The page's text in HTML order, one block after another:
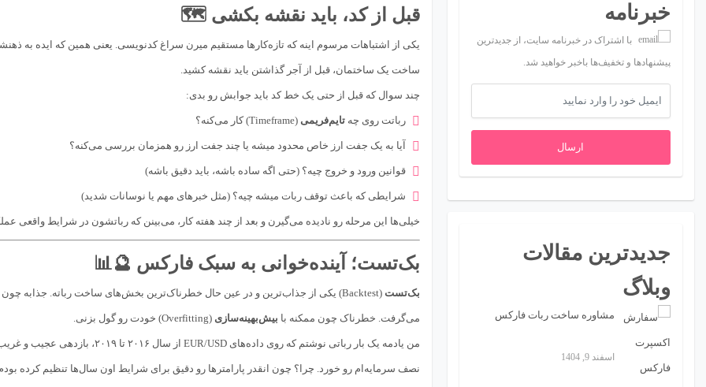
خبرنامه
با اشتراک در خبرنامه سایت، از جدیدترین
پیشنهادها و تخفیف‌ها باخبر خواهید شد.
ارسال
جدیدترین مقالات
وبلاگ
مشاوره ساخت ربات فارکس
اسفند 9, 1404
قبل از کد، باید نقشه بکشی 🗺️
یکی از اشتباهات مرسوم اینه که تازه‌کارها مستقیم میرن سراغ کدنویسی. یعنی همین که ایده به
ساخت یک ساختمان، قبل از آجر گذاشتن باید نقشه کشید.
چند سوال که قبل از حتی یک خط کد باید جوابش رو بدی:
رباتت روی چهتایم‌فریمی (Timeframe) کار می‌کنه؟
آیا به یک جفت ارز خاص محدود میشه یا چند جفت ارز رو همزمان بررسی می‌کنه؟
قوانین ورود و خروج چیه؟ (حتی اگه ساده باشه، باید دقیق باشه)
شرایطی که باعث توقف ربات میشه چیه؟ (مثل خبرهای مهم یا نوسانات شدید)
خیلی‌ها این مرحله رو نادیده می‌گیرن و بعد از چند هفته کار، می‌بینن که رباتشون در شرایط واقعی
بک‌تست؛ آینده‌خوانی به سبک فارکس 🔮📊
بک‌تست
می‌گرفت. خطرناک چون ممکنه با بیش‌بهینه‌سازی (Overfitting) خودت رو گول بزنی.
نصف سرمایه‌ام رو خورد. چرا؟ چون انقدر پارامترها رو دقیق برای شرایط اون سال‌ها تنظیم کرده